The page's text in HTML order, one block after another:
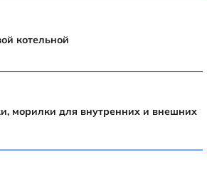
котельной
морилки для внутренних и внешних